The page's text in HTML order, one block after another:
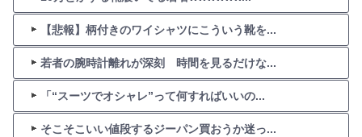
【悲報】柄付きのワイシャツにこういう靴を...
若者の腕時計離れが深刻 時間を見るだけな...
「“スーツでオシャレ”って何すればいいの...
そこそこいい値段するジーパン買おうか迷っ...